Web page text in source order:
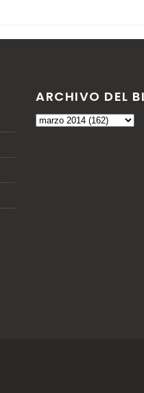
ARCHIVO DEL